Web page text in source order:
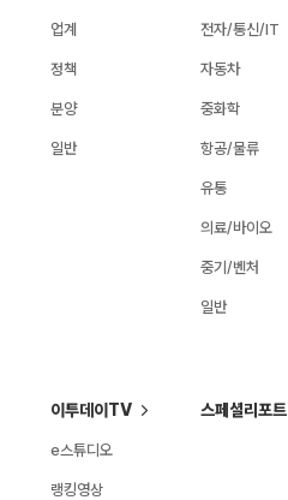
업계
정책
분양
일반
전자/통신/IT
자동차
중화학
항공/물류
유통
의료/바이오
중기/벤처
일반
이투데이TV
e스튜디오
랭킹영상
스페셜리포트